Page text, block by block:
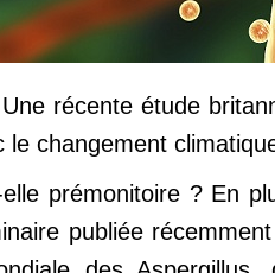
récente étude
le changement
prémonitoire ? En
publiée